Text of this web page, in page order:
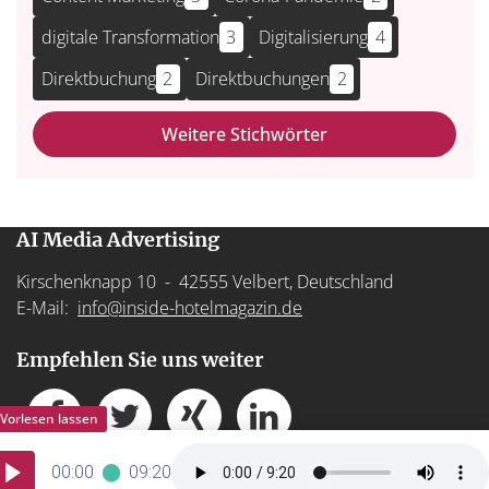
00:00 09:20
digitale Transformation 3 Digitalisierung 4
Direktbuchung 2 Direktbuchungen 2
Weitere Stichwörter
AI Media Advertising
Kirschenknapp 10 - 42555 Velbert, Deutschland
E-Mail: info@inside-hotelmagazin.de
Empfehlen Sie uns weiter